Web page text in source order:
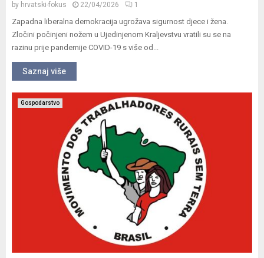
by hrvatski-fokus 22/04/2026 1
Zapadna liberalna demokracija ugrožava sigurnost djece i žena.
Zločini počinjeni nožem u Ujedinjenom Kraljevstvu vratili su se na
razinu prije pandemije COVID-19 s više od...
Saznaj više
Gospodarstvo